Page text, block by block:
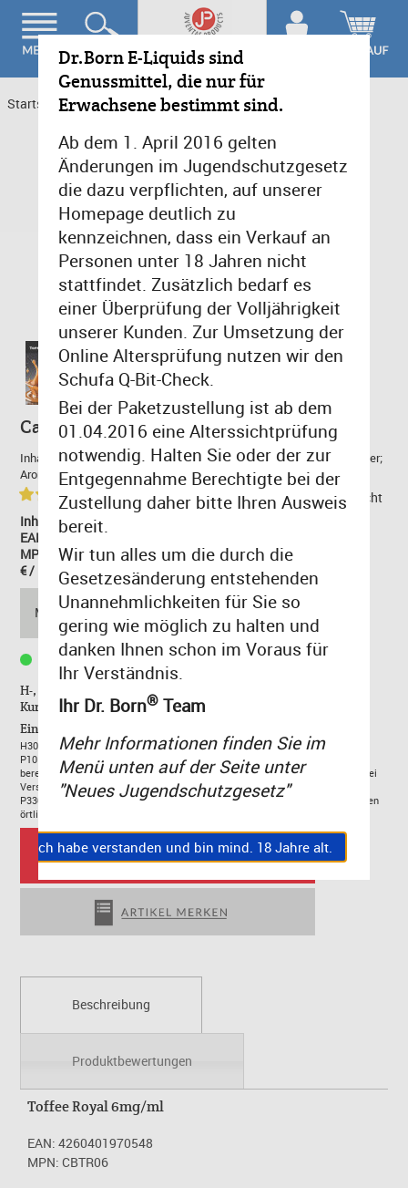
Startseite>Cafe & Bar>Toffee Royal 6mg/ml
Cafe & Bar Toffee Royal 6mg/ml
Inhaltsstoffe: Propylenglycol (PG); Glycerin (VG); Destilliertes Wasser;
Aromakonzentrat; Nikotin. Base: 50 VG / 50 PG.
(2)
zurück zur Übersicht
Inhalt: 0.01 Liter
EAN: 4260401970548
MPN: CBTR06
€ / Liter: 1.050,00 €
MENGE: 10,50 €
Lieferzeit 1-3 Tage
H-, P-Sätze und EUH208 enthalten wichtige Informationen in
Kurzform.
Einordnung nach CLP-Verordnung (EG) Nr. 1272/2008:
H302:Gesundheitsschädlich bei Verschlucken.
P101: Ist ärztlicher Rat erforderlich-Beipackzettel oder Umverpackung
bereithalten.P102: Darf nicht in die Hände von Kindern gelangen.P301+312: Bei
Verschlucken: Bei Unwohlsein Giftinformationszentrum/Arzt anrufen.
P330: Mund ausspülen.P501: Entsorgung des Inhalts/des Behälters gemäß den
örtlichen/regionalen/nationalen internationalen Vorschriften.
Beschreibung
Produktbewertungen
Toffee Royal 6mg/ml
EAN: 4260401970548
MPN: CBTR06
Dr.Born E-Liquids sind
Genussmittel, die nur für
Erwachsene bestimmt sind.
Ab dem 1. April 2016 gelten
Änderungen im Jugendschutzgesetz
die dazu verpflichten, auf unserer
Homepage deutlich zu
kennzeichnen, dass ein Verkauf an
Personen unter 18 Jahren nicht
stattfindet. Zusätzlich bedarf es
einer Überprüfung der Volljährigkeit
unserer Kunden. Zur Umsetzung der
Online Altersprüfung nutzen wir den
Schufa Q-Bit-Check.
Bei der Paketzustellung ist ab dem
01.04.2016 eine Alterssichtprüfung
notwendig. Halten Sie oder der zur
Entgegennahme Berechtigte bei der
Zustellung daher bitte Ihren Ausweis
bereit.
Wir tun alles um die durch die
Gesetzesänderung entstehenden
Unannehmlichkeiten für Sie so
gering wie möglich zu halten und
danken Ihnen schon im Voraus für
Ihr Verständnis.
Ihr Dr. Born®Team
Mehr Informationen finden Sie im
Menü unten auf der Seite unter
"Neues Jugendschutzgesetz"
Ich habe verstanden und bin mind. 18 Jahre alt.